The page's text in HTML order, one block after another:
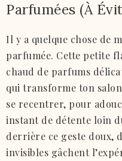
Parfumées (À
Il y a quelque chose de
parfumée. Cette petite
chaud de parfums
qui transforme ton
se recentrer, pour
instant de détente loin
derrière ce geste doux,
invisibles gâchent